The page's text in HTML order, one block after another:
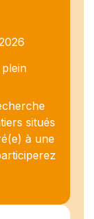
situés
à une